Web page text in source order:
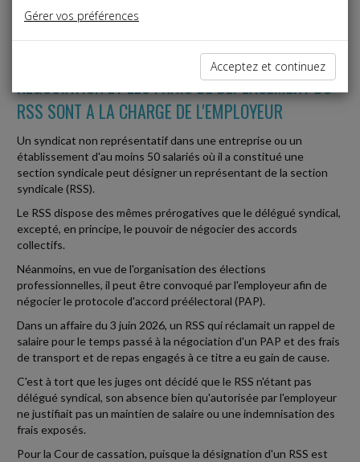
Social
PROTOCOLE PRÉÉLECTORAL : LES HEURES DE
NÉGOCIATION ET LES FRAIS DE DÉPLACEMENT DU
RSS SONT A LA CHARGE DE L'EMPLOYEUR
Un syndicat non représentatif dans une entreprise ou un
établissement d'au moins 50 salariés où il a constitué une
section syndicale peut désigner un représentant de la section
syndicale (RSS).
Le RSS dispose des mêmes prérogatives que le délégué syndical,
excepté, en principe, le pouvoir de négocier des accords
collectifs.
Néanmoins, en vue de l'organisation des élections
professionnelles, il peut être convoqué par l'employeur afin de
négocier le protocole d'accord préélectoral (PAP).
Dans un affaire du 3 juin 2026, un RSS qui réclamait un rappel de
salaire pour le temps passé à la négociation d'un PAP et des frais
de transport et de repas engagés à ce titre a eu gain de cause.
C'est à tort que les juges ont décidé que le RSS n'étant pas
délégué syndical, son absence bien qu'autorisée par l'employeur
ne justifiait pas un maintien de salaire ou une indemnisation des
frais exposés.
Pour la Cour de cassation, puisque la désignation d'un RSS est
Gérer vos préférences
Acceptez et continuez